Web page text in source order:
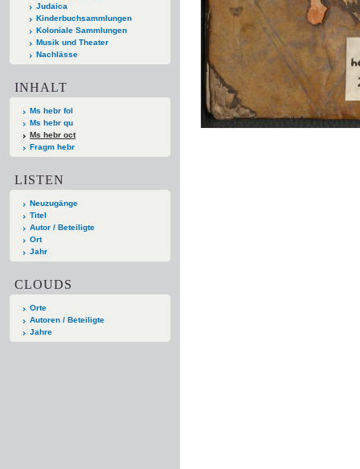
Judaica
Kinderbuchsammlungen
Koloniale Sammlungen
Musik und Theater
Nachlässe
INHALT
Ms hebr fol
Ms hebr qu
Ms hebr oct
Fragm hebr
LISTEN
Neuzugänge
Titel
Autor / Beteiligte
Ort
Jahr
CLOUDS
Orte
Autoren / Beteiligte
Jahre